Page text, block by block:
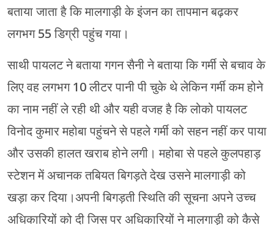
बताया जाता है कि मालगाड़ी के इंजन का तापमान बढ़कर
लगभग 55 डिग्री पहुंच गया।
साथी पायलट ने बताया गगन सैनी ने बताया कि गर्मी से बचाव के
लिए वह लगभग 10 लीटर पानी पी चुके थे लेकिन गर्मी कम होने
का नाम नहीं ले रही थी और यही वजह है कि लोको पायलट
विनोद कुमार महोबा पहुंचने से पहले गर्मी को सहन नहीं कर पाया
और उसकी हालत खराब होने लगी। महोबा से पहले कुलपहाड़
स्टेशन में अचानक तबियत बिगड़ते देख उसने मालगाड़ी को
खड़ा कर दिया।अपनी बिगड़ती स्थिति की सूचना अपने उच्च
अधिकारियों को दी जिस पर अधिकारियों ने मालगाड़ी को कैसे